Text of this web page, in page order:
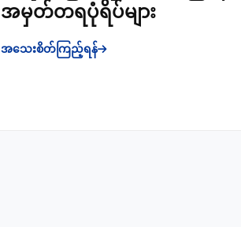
အမှတ်တရပုံရိပ်များ
အသေးစိတ်ကြည့်ရန်